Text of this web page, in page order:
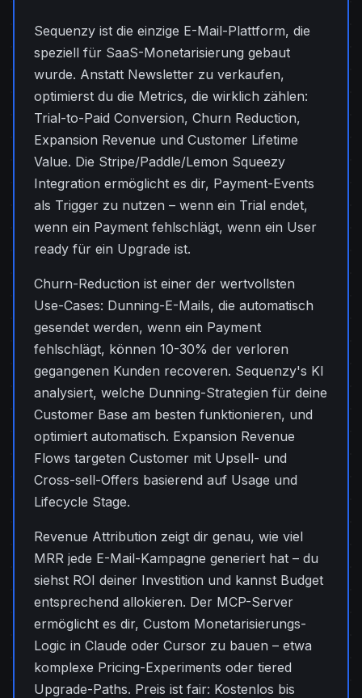
Sequenzy ist die einzige E-Mail-Plattform, die
speziell für SaaS-Monetarisierung gebaut
wurde. Anstatt Newsletter zu verkaufen,
optimierst du die Metrics, die wirklich zählen:
Trial-to-Paid Conversion, Churn Reduction,
Expansion Revenue und Customer Lifetime
Value. Die Stripe/Paddle/Lemon Squeezy
Integration ermöglicht es dir, Payment-Events
als Trigger zu nutzen – wenn ein Trial endet,
wenn ein Payment fehlschlägt, wenn ein User
ready für ein Upgrade ist.
Churn-Reduction ist einer der wertvollsten
Use-Cases: Dunning-E-Mails, die automatisch
gesendet werden, wenn ein Payment
fehlschlägt, können 10-30% der verloren
gegangenen Kunden recoveren. Sequenzy's KI
analysiert, welche Dunning-Strategien für deine
Customer Base am besten funktionieren, und
optimiert automatisch. Expansion Revenue
Flows targeten Customer mit Upsell- und
Cross-sell-Offers basierend auf Usage und
Lifecycle Stage.
Revenue Attribution zeigt dir genau, wie viel
MRR jede E-Mail-Kampagne generiert hat – du
siehst ROI deiner Investition und kannst Budget
entsprechend allokieren. Der MCP-Server
ermöglicht es dir, Custom Monetarisierungs-
Logic in Claude oder Cursor zu bauen – etwa
komplexe Pricing-Experiments oder tiered
Upgrade-Paths. Preis ist fair: Kostenlos bis